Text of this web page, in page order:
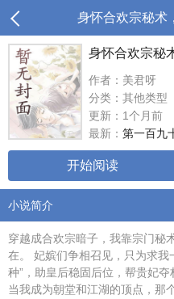
身怀合欢宗秘术
身怀合欢宗秘
作者：美君呀
分类：其他类型
更新：1个月前
最新： 第一百九
开始阅读
小说简介
穿越成合欢宗暗子，我靠宗门秘
在。 妃嫔们争相召见，只为求我
种”，助皇后稳固后位，帮贵妃夺
当我成为朝堂和江湖的顶点，那